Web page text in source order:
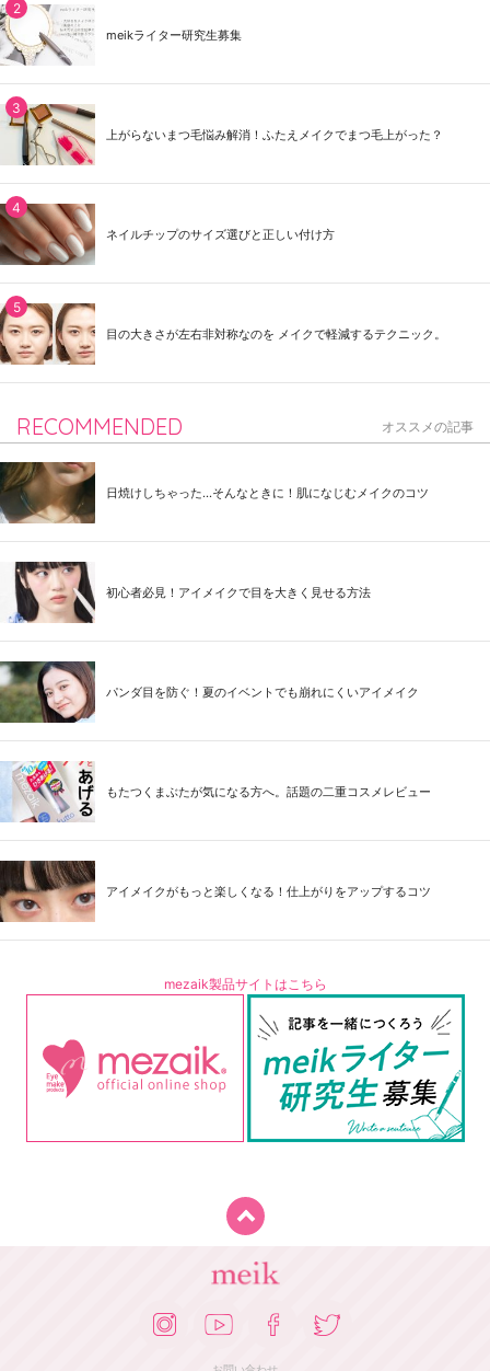
meikライター研究生募集
上がらないまつ毛悩み解消！ふたえメイクでまつ毛上がった？
ネイルチップのサイズ選びと正しい付け方
目の大きさが左右非対称なのを メイクで軽減するテクニック。
RECOMMENDED オススメの記事
日焼けしちゃった...そんなときに！肌になじむメイクのコツ
初心者必見！アイメイクで目を大きく見せる方法
パンダ目を防ぐ！夏のイベントでも崩れにくいアイメイク
もたつくまぶたが気になる方へ。話題の二重コスメレビュー
アイメイクがもっと楽しくなる！仕上がりをアップするコツ
mezaik製品サイトはこちら